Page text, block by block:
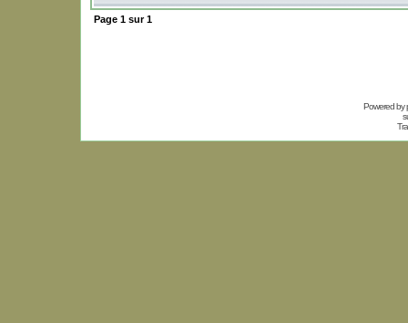
Page 1 sur1
Powered by